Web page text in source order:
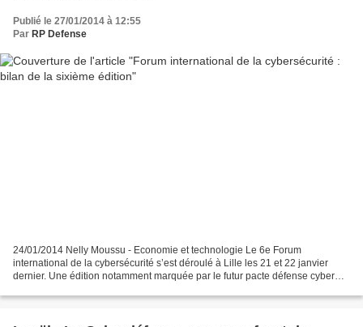
Publié le 27/01/2014 à 12:55
Par RP Defense
24/01/2014 Nelly Moussu - Economie et technologie Le 6e Forum
international de la cybersécurité s’est déroulé à Lille les 21 et 22 janvier
dernier. Une édition notamment marquée par le futur pacte défense cyber